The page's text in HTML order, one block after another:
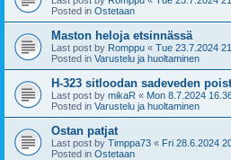
Posted in Ostetaan
Maston heloja etsinnässä
Last post by Romppu « Tue 23.7.2024
Posted in Varustelu ja huoltaminen
H-323 sitloodan sadeveden
Last post by mikaR « Mon 8.7.2024
Posted in Varustelu ja huoltaminen
Ostan patjat
Last post by Timppa73 « Fri 28.6.2024
Posted in Ostetaan